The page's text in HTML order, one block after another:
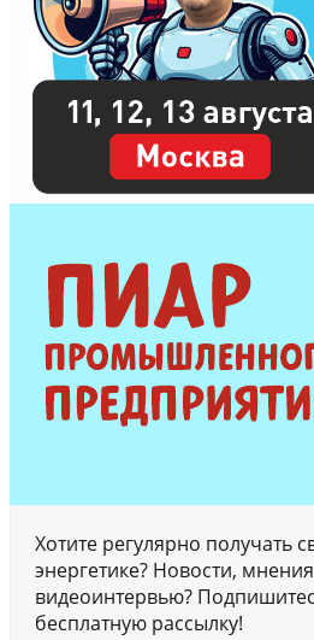
Хотите регулярно получать
энергетике? Новости,
видеоинтервью?
бесплатную рассылку!